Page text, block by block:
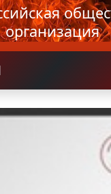
организация